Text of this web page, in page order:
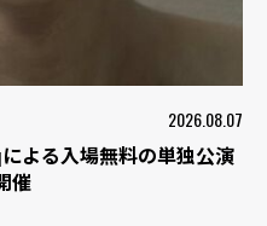
2026.08.07
よる入場無料の単独公演
催